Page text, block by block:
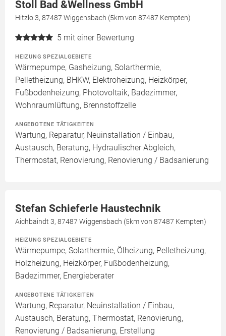
Stoll Bad &Wellness GmbH
Hitzlo 3, 87487 Wiggensbach (5km von 87487 Kempten)
5 mit einer Bewertung
HEIZUNG SPEZIALGEBIETE
Wärmepumpe, Gasheizung, Solarthermie,
Pelletheizung, BHKW, Elektroheizung, Heizkörper,
Fußbodenheizung, Photovoltaik, Badezimmer,
Wohnraumlüftung, Brennstoffzelle
ANGEBOTENE TÄTIGKEITEN
Wartung, Reparatur, Neuinstallation / Einbau,
Austausch, Beratung, Hydraulischer Abgleich,
Thermostat, Renovierung, Renovierung / Badsanierung
Stefan Schieferle Haustechnik
Aichbaindt 3, 87487 Wiggensbach (5km von 87487 Kempten)
HEIZUNG SPEZIALGEBIETE
Wärmepumpe, Solarthermie, Ölheizung, Pelletheizung,
Holzheizung, Heizkörper, Fußbodenheizung,
Badezimmer, Energieberater
ANGEBOTENE TÄTIGKEITEN
Wartung, Reparatur, Neuinstallation / Einbau,
Austausch, Beratung, Thermostat, Renovierung,
Renovierung / Badsanierung, Erstellung